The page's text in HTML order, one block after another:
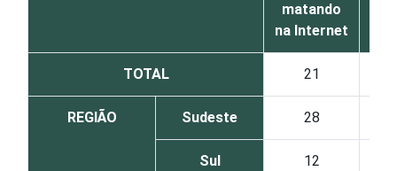
matando
na Internet
TOTAL 21
REGIÃO Sudeste 28
Sul 12